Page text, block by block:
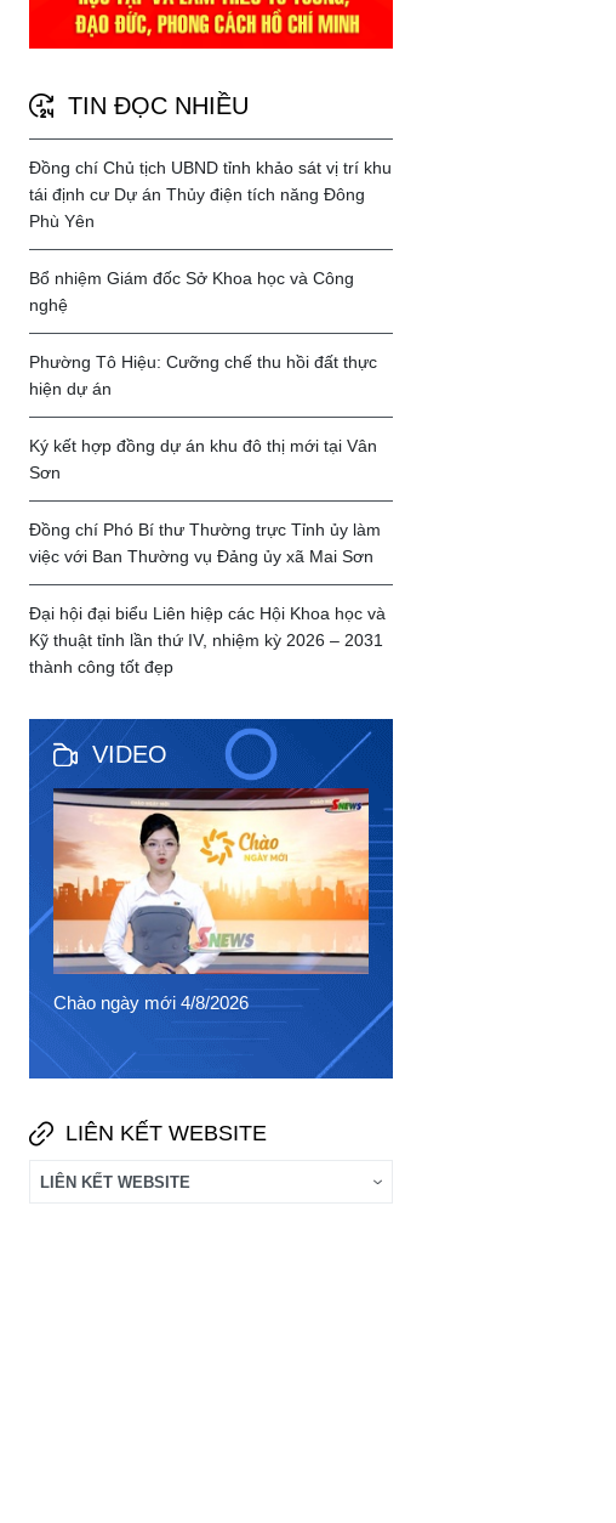
TIN ĐỌC NHIỀU
Đồng chí Chủ tịch UBND tỉnh khảo sát vị trí khu
tái định cư Dự án Thủy điện tích năng Đông
Phù Yên
Bổ nhiệm Giám đốc Sở Khoa học và Công
nghệ
Phường Tô Hiệu: Cưỡng chế thu hồi đất thực
hiện dự án
Ký kết hợp đồng dự án khu đô thị mới tại Vân
Sơn
Đồng chí Phó Bí thư Thường trực Tỉnh ủy làm
việc với Ban Thường vụ Đảng ủy xã Mai Sơn
Đại hội đại biểu Liên hiệp các Hội Khoa học và
Kỹ thuật tỉnh lần thứ IV, nhiệm kỳ 2026 – 2031
thành công tốt đẹp
VIDEO
Chào ngày mới 4/8/2026
Chào ngày mới 3/8/2026
LIÊN KẾT WEBSITE